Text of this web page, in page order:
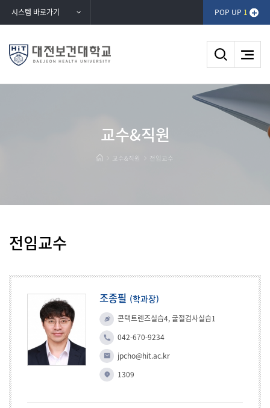
건너뛰기시스템 바로가기 POP UP 1
대전보건대학교교수&직원
교수&직원 전임교수
전임교수
조종필 (학과장)
콘택트렌즈실습4, 굴절검사실습1
042-670-9234
jpcho@hit.ac.kr
1309